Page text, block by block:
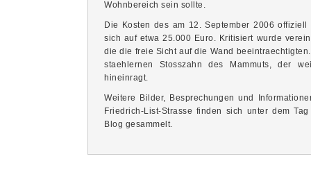
Wohnbereich sein sollte.
Die Kosten des am 12. September 2006
sich auf etwa 25.000 Euro. Kritisiert wurde
die die freie Sicht auf die Wand
staehlernen Stosszahn des Mammuts, der
hineinragt.
Weitere Bilder, Besprechungen und
Friedrich-List-Strasse finden sich unter dem
Blog gesammelt.